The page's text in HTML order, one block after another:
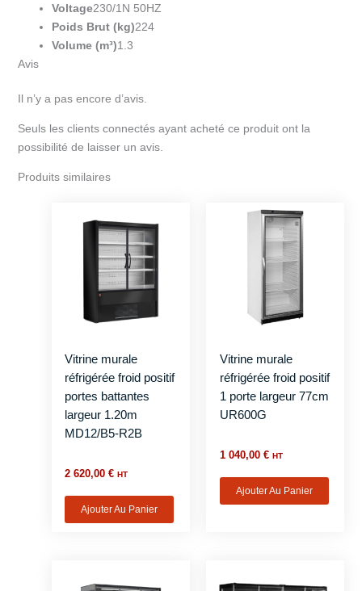
Voltage230/1N 50HZ
Poids Brut (kg)224
Volume (m³)1.3
Avis
Il n’y a pas encore d’avis.
Seuls les clients connectés ayant acheté ce produit ont la
possibilité de laisser un avis.
Produits similaires
Vitrine murale
réfrigérée froid positif
portes battantes
largeur 1.20m
MD12/B5-R2B
2 620,00€ HT
Ajouter Au Panier
Vitrine murale
réfrigérée froid positif
1 porte largeur 77cm
UR600G
1 040,00 € HT
Ajouter Au Panier